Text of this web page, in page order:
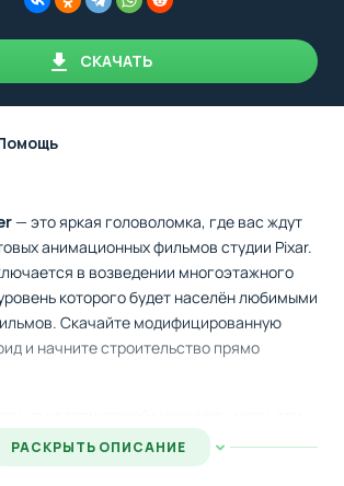
СКАЧАТЬ
— это яркая головоломка, где вас ждут
анимационных фильмов студии Pixar.
в возведении многоэтажного
которого будет населён любимыми
Скачайте модифицированную
и начните строительство прямо
последовательности из
чтобы пройти очередной уровень.
РАСКРЫТЬ ОПИСАНИЕ